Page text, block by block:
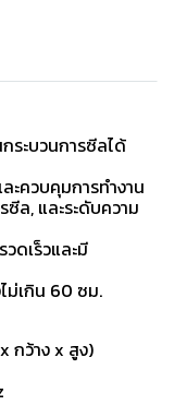
ระบวนการซีลได้
ะควบคุมการทำงาน
ซีล, และระดับความ
ดเร็วและมี
ม่เกิน 60 ซม.
กว้าง x สูง)